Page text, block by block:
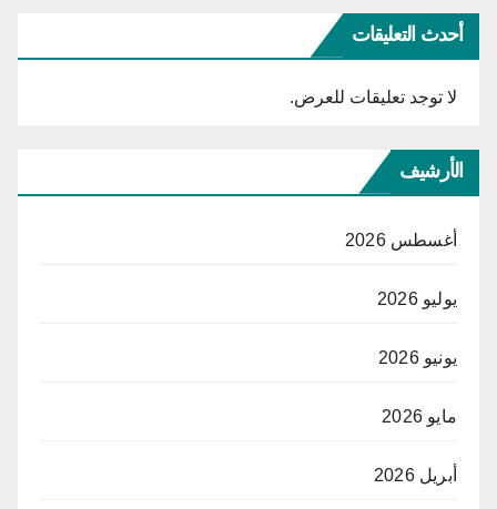
أحدث التعليقات
لا توجد تعليقات للعرض.
الأرشيف
أغسطس 2026
يوليو 2026
يونيو 2026
مايو 2026
أبريل 2026